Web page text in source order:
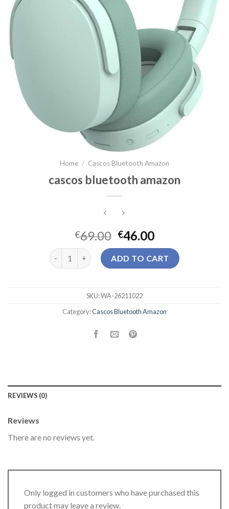
Home / Cascos Bluetooth Amazon
cascos bluetooth amazon
€69.00 €46.00
cascos bluetooth amazon quantity
ADD TO CART
SKU:WA-26211022
Category:Cascos Bluetooth Amazon
REVIEWS (0)
Reviews
There are no reviews yet.
Only logged in customers who have purchased this
product may leave a review.